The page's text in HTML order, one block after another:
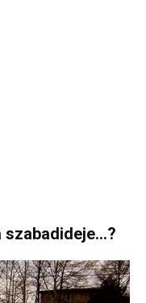
szabadideje…?